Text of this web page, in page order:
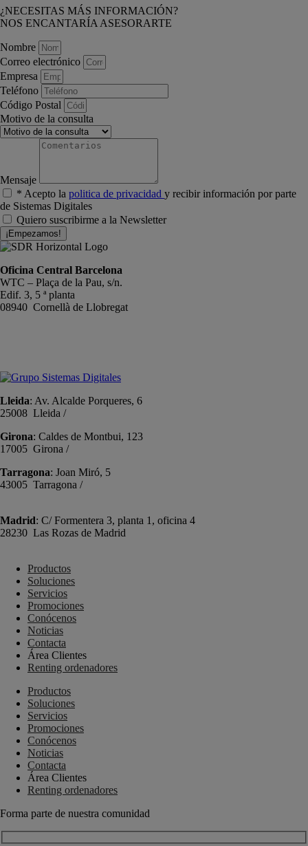
¿NECESITAS MÁS INFORMACIÓN?
NOS ENCANTARÍA ASESORARTE
Nombre
Correo electrónico
Empresa
Teléfono
Código Postal
Motivo de la consulta
Mensaje
* Acepto la politica de privacidad y recibir información por parte
de Sistemas Digitales
Quiero suscribirme a la Newsletter
¡Empezamos!
Oficina Central Barcelona
WTC – Plaça de la Pau, s/n.
Edif. 3, 5 ª planta
08940 Cornellà de Llobregat
Lleida: Av. Alcalde Porqueres, 6
25008 Lleida /
Girona: Caldes de Montbui, 123
17005 Girona /
Tarragona: Joan Miró, 5
43005 Tarragona /
Madrid: C/ Formentera 3, planta 1, oficina 4
28230 Las Rozas de Madrid
Productos
Soluciones
Servicios
Promociones
Conócenos
Noticias
Contacta
Área Clientes
Renting ordenadores
Productos
Soluciones
Servicios
Promociones
Conócenos
Noticias
Contacta
Área Clientes
Renting ordenadores
Forma parte de nuestra comunidad